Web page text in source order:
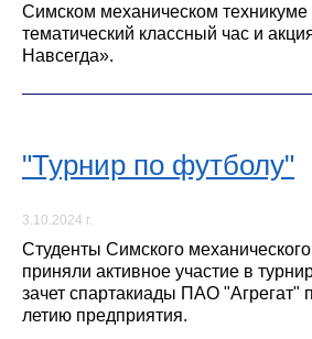
Симском механическом
тематический классный час и
Навсегда».
"Турнир по футболу"
3.10.2024 г.
Студенты Симского
приняли активное участие в
зачет спартакиады ПАО "Агрегат"
летию предприятия.